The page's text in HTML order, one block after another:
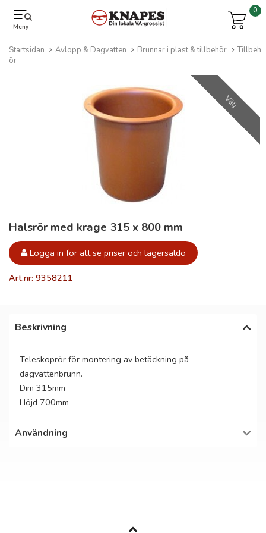
Meny
0
Startsidan Avlopp & Dagvatten Brunnar i plast & tillbehör
Tillbeh
ör
Välj
Halsrör med krage 315 x 800 mm
Logga in för att se priser och lagersaldo
Art.nr: 9358211
Beskrivning
Teleskoprör för montering av betäckning på
dagvattenbrunn.
Dim 315mm
Höjd 700mm
Användning